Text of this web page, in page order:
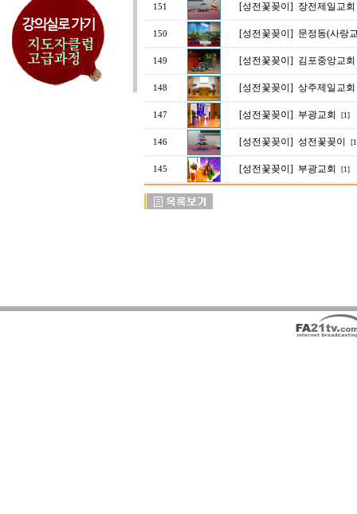
151 [성전꽃꽂이] 장전제일교회
150 [성전꽃꽂이] 문정동(사랑
149 [성전꽃꽂이] 김포중앙교
148 [성전꽃꽂이] 상주제일교
147 [성전꽃꽂이] 부광교회 [1]
146 [성전꽃꽂이] 성전꽃꽂이
145 [성전꽃꽂이] 부광교회 [1]